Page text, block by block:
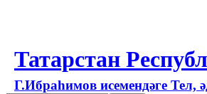
Татарстан
Г.Ибраһимов исемендәге Тел,